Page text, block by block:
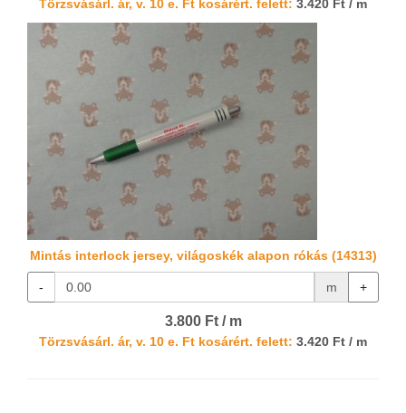
Törzsvásárl. ár, v. 10 e. Ft kosárért. felett: 3.420 Ft / m
Mintás interlock jersey, világoskék alapon rókás (14313)
- m +
3.800 Ft / m
Törzsvásárl. ár, v. 10 e. Ft kosárért. felett: 3.420 Ft / m